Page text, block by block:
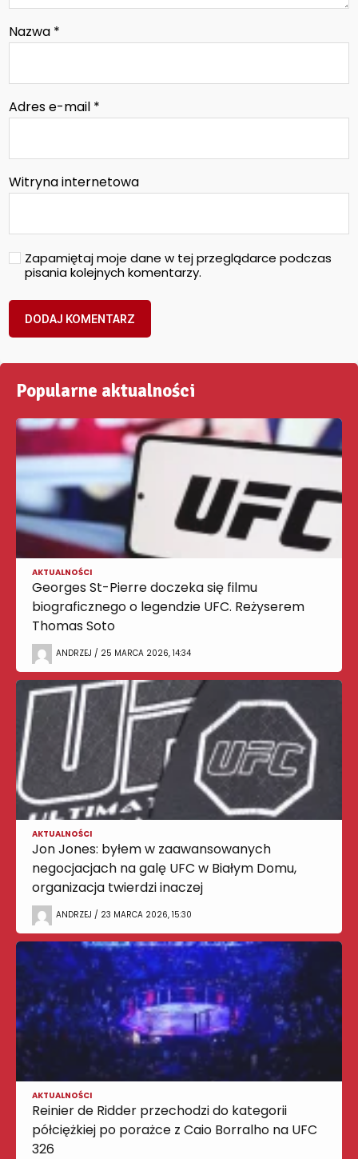
Nazwa *
Adres e-mail *
Witryna internetowa
Zapamiętaj moje dane w tej przeglądarce podczas
pisania kolejnych komentarzy.
Popularne aktualności
AKTUALNOŚCI
Georges St-Pierre doczeka się filmu
biograficznego o legendzie UFC. Reżyserem
Thomas Soto
ANDRZEJ / 25 MARCA 2026, 14:34
AKTUALNOŚCI
Jon Jones: byłem w zaawansowanych
negocjacjach na galę UFC w Białym Domu,
organizacja twierdzi inaczej
ANDRZEJ / 23 MARCA 2026, 15:30
AKTUALNOŚCI
Reinier de Ridder przechodzi do kategorii
półciężkiej po porażce z Caio Borralho na UFC
326